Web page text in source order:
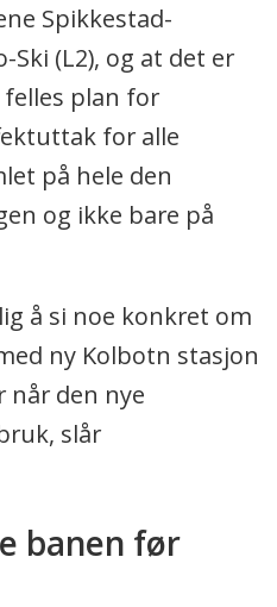
Spikkestad-
Ski (L2), og at det er
felles plan for
for alle
på hele den
og ikke bare på
å si noe konkret om
ny Kolbotn stasjon
når den nye
slår
banen før